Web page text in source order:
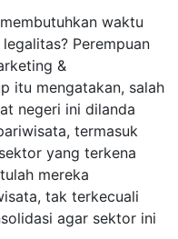
membutuhkan waktu
Perempuan
&
itu mengatakan, salah
negeri ini dilanda
termasuk
yang terkena
mereka
tak terkecuali
agar sektor ini